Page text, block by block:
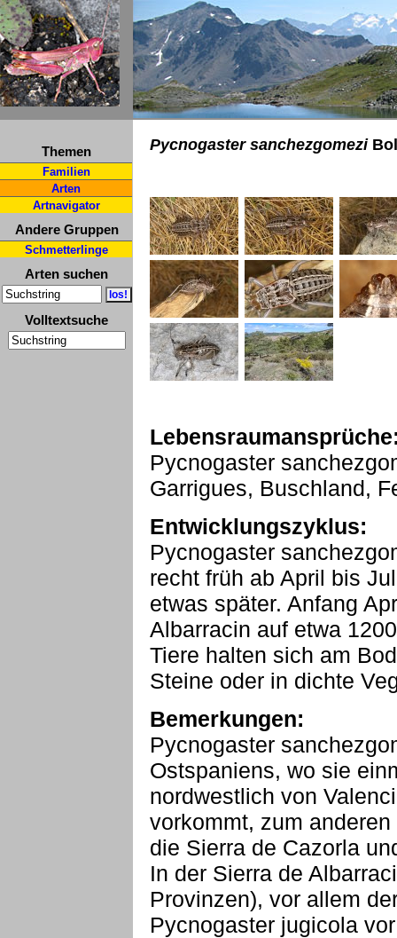
Themen
Familien
Arten
Artnavigator
Andere Gruppen
Schmetterlinge
Arten suchen
Volltextsuche
Pycnogaster sanchezgomezi
Pycnogaster
Garrigues, Buschland,
Entwicklungszyklus:
Pycnogaster
recht früh ab April bis
etwas später. Anfang
Albarracin auf etwa
Tiere halten sich am
Steine oder in dichte
Bemerkungen:
Pycnogaster
Ostspaniens, wo sie
nordwestlich von
vorkommt, zum
die Sierra de Cazorla
In der Sierra de
Provinzen), vor allem
Pycnogaster jugicola